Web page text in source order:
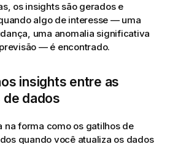
os insights são gerados e
algo de interesse — uma
uma anomalia significativa
— é encontrado.
insights entre as
de dados
na forma como os gatilhos de
quando você atualiza os dados